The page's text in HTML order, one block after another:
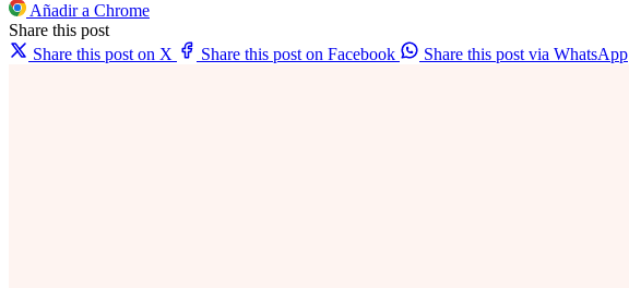
Añadir a Chrome
Share this post
Share this post on X
Share this post on Facebook Share this post via WhatsApp